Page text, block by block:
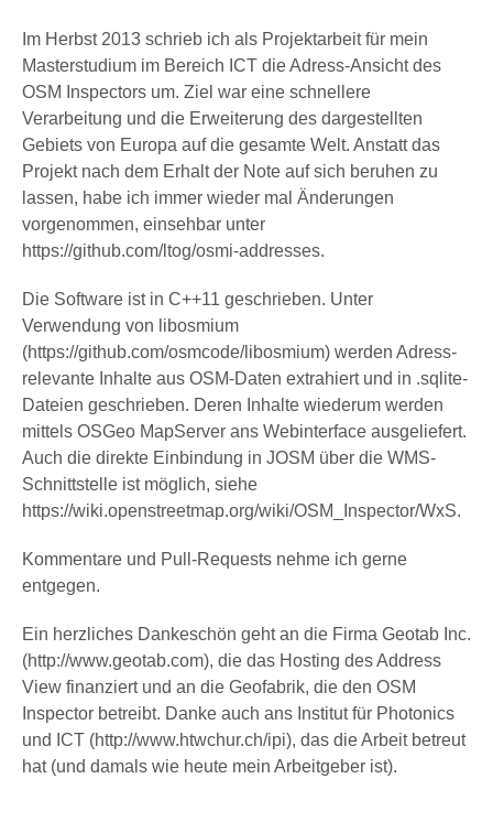
Im Herbst 2013 schrieb ich als Projektarbeit für mein
Masterstudium im Bereich ICT die Adress-Ansicht des
OSM Inspectors um. Ziel war eine schnellere
Verarbeitung und die Erweiterung des dargestellten
Gebiets von Europa auf die gesamte Welt. Anstatt das
Projekt nach dem Erhalt der Note auf sich beruhen zu
lassen, habe ich immer wieder mal Änderungen
vorgenommen, einsehbar unter
https://github.com/ltog/osmi-addresses.
Die Software ist in C++11 geschrieben. Unter
Verwendung von libosmium
(https://github.com/osmcode/libosmium) werden Adress-
relevante Inhalte aus OSM-Daten extrahiert und in .sqlite-
Dateien geschrieben. Deren Inhalte wiederum werden
mittels OSGeo MapServer ans Webinterface ausgeliefert.
Auch die direkte Einbindung in JOSM über die WMS-
Schnittstelle ist möglich, siehe
https://wiki.openstreetmap.org/wiki/OSM_Inspector/WxS.
Kommentare und Pull-Requests nehme ich gerne
entgegen.
Ein herzliches Dankeschön geht an die Firma Geotab Inc.
(http://www.geotab.com), die das Hosting des Address
View finanziert und an die Geofabrik, die den OSM
Inspector betreibt. Danke auch ans Institut für Photonics
und ICT (http://www.htwchur.ch/ipi), das die Arbeit betreut
hat (und damals wie heute mein Arbeitgeber ist).